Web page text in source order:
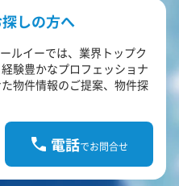
しの方へ
ルイーでは、業界トップク
験豊かなプロフェッショナ
物件情報のご提案、物件探
電話でお問合せ